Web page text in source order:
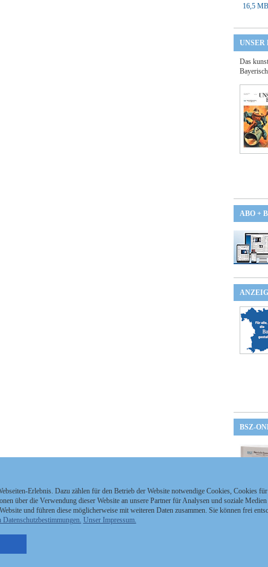
16,5
UNSER
Das
ABO +
BSZ-
Staatszeitung
Erlebnis. Dazu zählen für den Betrieb der Website notwendige Cookies, Cookies
über die Verwendung dieser Website an unsere Partner für Analysen und soziale
und führen diese möglicherweise mit weiteren Daten zusammen. Sie können frei
Datenschutzbestimmungen. Unser Impressum.